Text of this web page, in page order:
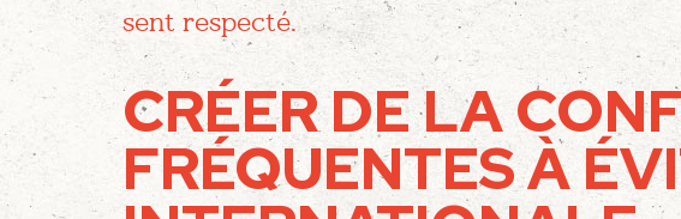
sent respecté.
CRÉER DE LA
FRÉQUENTES À